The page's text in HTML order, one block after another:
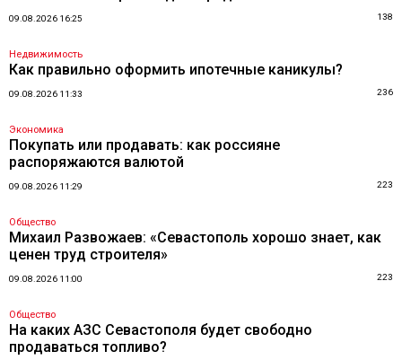
09.08.2026 16:25 138
Недвижимость
Как правильно оформить ипотечные каникулы?
09.08.2026 11:33 236
Экономика
Покупать или продавать: как россияне
распоряжаются валютой
09.08.2026 11:29 223
Общество
Михаил Развожаев: «Севастополь хорошо знает, как
ценен труд строителя»
09.08.2026 11:00 223
Общество
На каких АЗС Севастополя будет свободно
продаваться топливо?